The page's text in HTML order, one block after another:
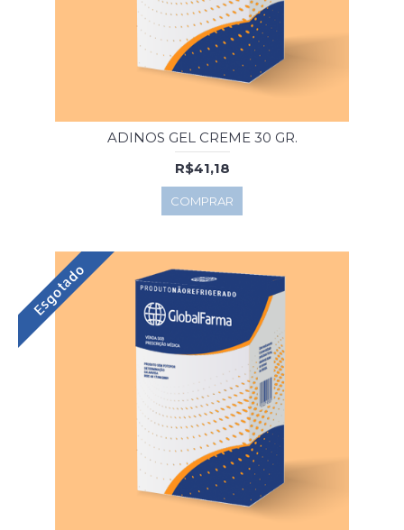
ADINOS GEL CREME 30 GR.
R$41,18
COMPRAR
Esgotado